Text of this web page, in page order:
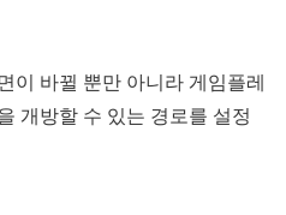
이 바뀔 뿐만 아니라 게임플레
개방할 수 있는 경로를 설정